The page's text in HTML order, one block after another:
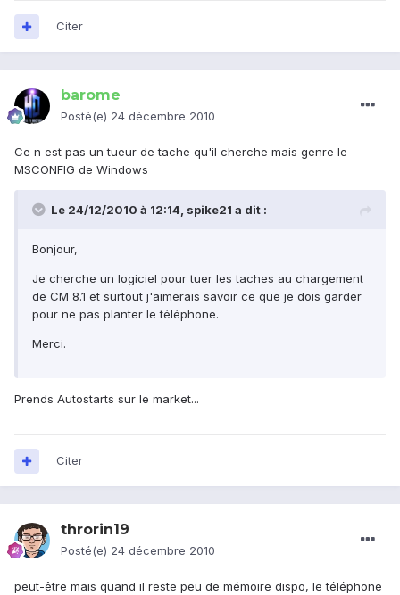
Citer
barome
Posté(e) 24 décembre 2010
Ce n est pas un tueur de tache qu'il cherche mais genre le
MSCONFIG de Windows
Le 24/12/2010 à 12:14, spike21 a dit :
Bonjour,
Je cherche un logiciel pour tuer les taches au chargement
de CM 8.1 et surtout j'aimerais savoir ce que je dois garder
pour ne pas planter le téléphone.
Merci.
Prends Autostarts sur le market...
Citer
throrin19
Posté(e) 24 décembre 2010
peut-être mais quand il reste peu de mémoire dispo, le téléphone